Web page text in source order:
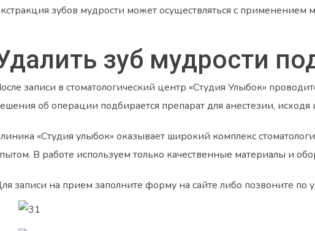
зубов мудрости может осуществляться с
зуб мудрости
записи в стоматологический центр «Студия Улыбок»
об операции подбирается препарат для анестезии, исходя
«Студия улыбок» оказывает широкий комплекс
В работе используем только качественные материалы и
записи на прием заполните форму на сайте либо позвоните по